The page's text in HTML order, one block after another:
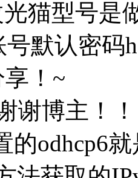
猫型号是
号默认密码
！~
谢博主！
的odhcp6